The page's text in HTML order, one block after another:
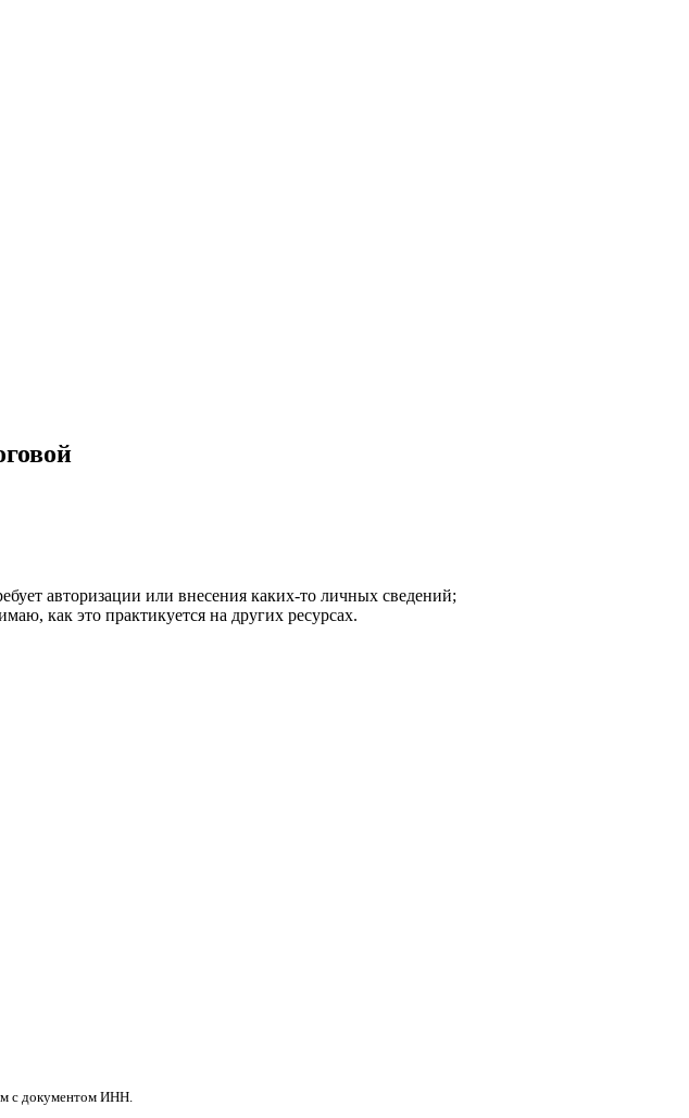
авторизации или внесения каких-то личных сведений;
как это практикуется на других ресурсах.
с документом ИНН.